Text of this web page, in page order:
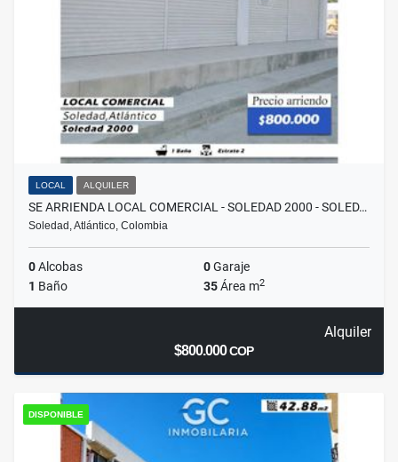
LOCAL ALQUILER
SE ARRIENDA LOCAL COMERCIAL - SOLEDAD 2000 - SOLED…
Soledad, Atlántico, Colombia
0Alcobas 0Garaje
1 Baño 35Área m2
Alquiler
$800.000COP
DISPONIBLE